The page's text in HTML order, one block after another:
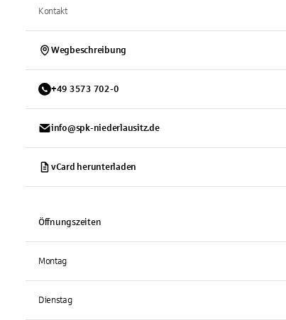
Kontakt
Wegbeschreibung
+49 3573 702-0
info@spk-niederlausitz.de
vCard herunterladen
Öffnungszeiten
Montag
Dienstag